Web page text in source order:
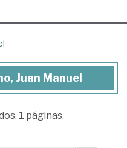
Juan Manuel
1 páginas.